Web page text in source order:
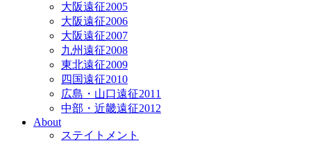
大阪遠征2005
大阪遠征2006
大阪遠征2007
九州遠征2008
東北遠征2009
四国遠征2010
広島・山口遠征2011
中部・近畿遠征2012
About
ステイトメント